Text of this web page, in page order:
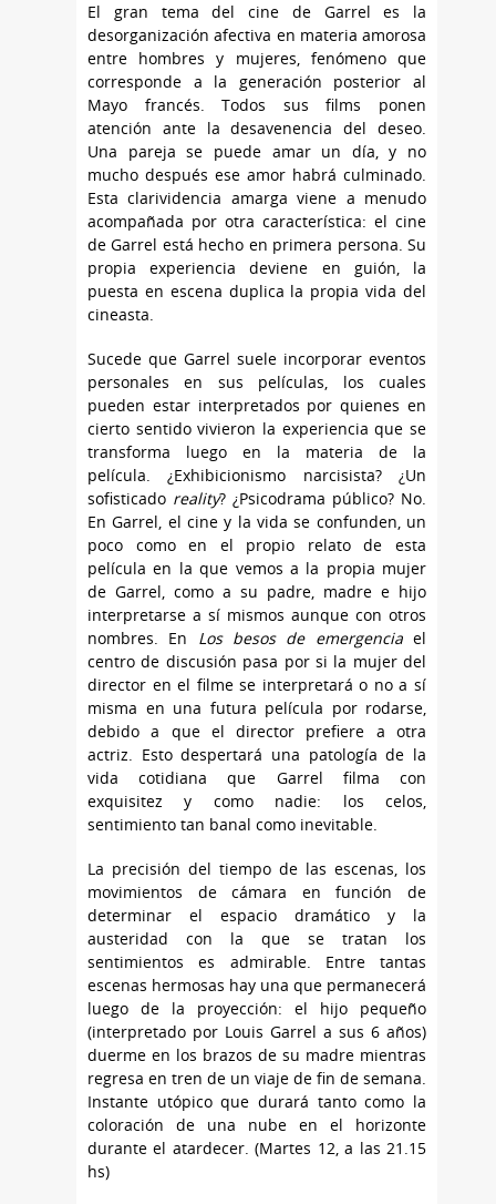
El gran tema del cine de Garrel es la
desorganización afectiva en materia amorosa
entre hombres y mujeres, fenómeno que
corresponde a la generación posterior al
Mayo francés. Todos sus films ponen
atención ante la desavenencia del deseo.
Una pareja se puede amar un día, y no
mucho después ese amor habrá culminado.
Esta clarividencia amarga viene a menudo
acompañada por otra característica: el cine
de Garrel está hecho en primera persona. Su
propia experiencia deviene en guión, la
puesta en escena duplica la propia vida del
cineasta.
Sucede que Garrel suele incorporar eventos
personales en sus películas, los cuales
pueden estar interpretados por quienes en
cierto sentido vivieron la experiencia que se
transforma luego en la materia de la
película. ¿Exhibicionismo narcisista? ¿Un
sofisticado reality? ¿Psicodrama público? No.
En Garrel, el cine y la vida se confunden, un
poco como en el propio relato de esta
película en la que vemos a la propia mujer
de Garrel, como a su padre, madre e hijo
interpretarse a sí mismos aunque con otros
nombres. En Los besos de emergenciael
centro de discusión pasa por si la mujer del
director en el filme se interpretará o no a sí
misma en una futura película por rodarse,
debido a que el director prefiere a otra
actriz. Esto despertará una patología de la
vida cotidiana que Garrel filma con
exquisitez y como nadie: los celos,
sentimiento tan banal como inevitable.
La precisión del tiempo de las escenas, los
movimientos de cámara en función de
determinar el espacio dramático y la
austeridad con la que se tratan los
sentimientos es admirable. Entre tantas
escenas hermosas hay una que permanecerá
luego de la proyección: el hijo pequeño
(interpretado por Louis Garrel a sus 6 años)
duerme en los brazos de su madre mientras
regresa en tren de un viaje de fin de semana.
Instante utópico que durará tanto como la
coloración de una nube en el horizonte
durante el atardecer. (Martes 12, a las 21.15
hs)